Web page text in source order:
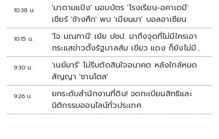
10:38 น.
'มาดามแป้ง' มอบบัตร 'โรงเรียน-อคาเดมี'
เชียร์ 'ช้างศึก' พบ 'เมียนมา' บอลอาเซียน
10:15 น.
'โจ มณฑานี' เย้ย ปชป. มาถึงจุดที่ไม่มีใครเอา
กระแสข่าวตั้งรัฐบาลส้ม เขียว แดง ก็ยังไม่มีฟ้า
เลย
9:30 น.
'เนย์มาร์' ไม่รีบตัดสินใจอนาคต หลังใกล้หมด
สัญญา 'ซานโตส'
9:26 น.
ยกระดับสำนักงานที่ดิน! จดทะเบียนสิทธิและ
นิติกรรมออนไลน์ทั่วประเทศ